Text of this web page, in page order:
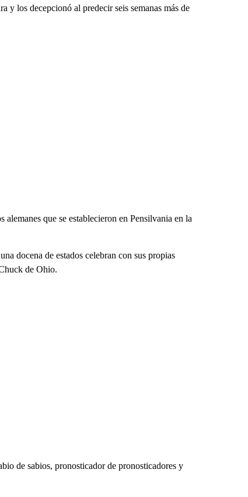
y los decepcionó al predecir seis semanas más de
que se establecieron en Pensilvania en la
docena de estados celebran con sus propias
de Ohio.
de sabios, pronosticador de pronosticadores y